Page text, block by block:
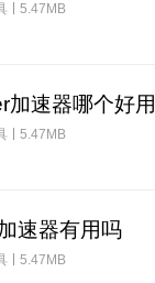
5.47MB
加速器哪个好用
5.47MB
速器有用吗
5.47MB